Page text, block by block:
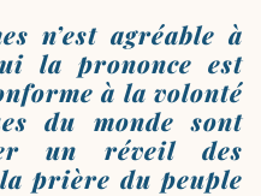
n’est agréable à
la prononce est
à la volonté
du monde sont
un réveil des
prière du peuple